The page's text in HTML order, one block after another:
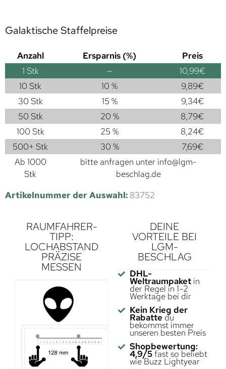
Galaktische Staffelpreise
Anzahl Ersparnis (%)
Preis
1 Stk — 10,99€
10 Stk
10 % 9,89€
30 Stk
15 % 9,34€
50 Stk
20 % 8,79€
100 Stk
25 % 8,24€
500+ Stk
30 % 7,69€
Ab 1000
Stk
bitte anfragen unter info@lgm-
beschlag.de
Artikelnummer der Auswahl: 83752
RAUMFAHRER-
TIPP:
LOCHABSTAND
PRÄZISE
MESSEN
DEINE
VORTEILE BEI
LGM-
BESCHLAG
DHL-
Weltraumpaketin
der Regel in 1–2
Werktage bei dir
Kein Krieg der
Rabatte du
bekommst immer
unseren besten Preis
Shopbewertung:
4,9/5fast so beliebt
wie Buzz Lightyear